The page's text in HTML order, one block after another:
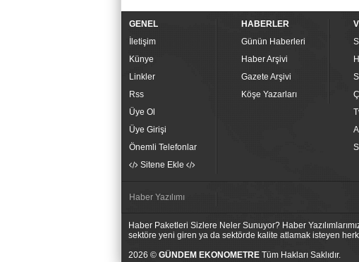
GENEL
İletişim
Künye
Linkler
Rss
Üye Ol
Üye Girişi
Önemli Telefonlar
Sitene Ekle
HABERLER
Günün Haberleri
Haber Arşivi
Gazete Arşivi
Köşe Yazarları
Haber Yazılımı
Haber Paketleri Sizlere Neler Sunuyor? Haber
sektöre yeni giren ya da sektörde kalite atlamak isteyen
2026 © GÜNDEM EKONOMETRE Tüm Hakları Saklıdır.